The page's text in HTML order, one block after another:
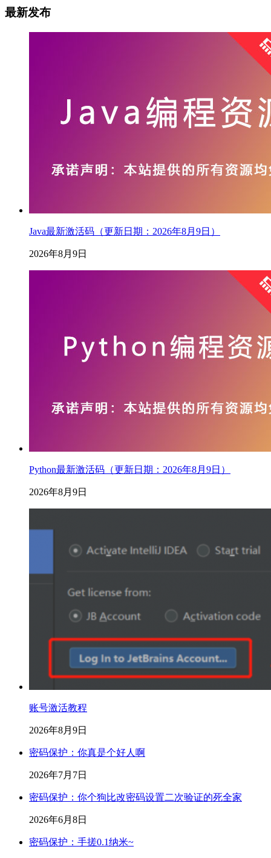
最新发布
Java最新激活码（更新日期：2026年8月9日）
2026年8月9日
Python最新激活码（更新日期：2026年8月9日）
2026年8月9日
账号激活教程
2026年8月9日
密码保护：你真是个好人啊
2026年7月7日
密码保护：你个狗比改密码设置二次验证的死全家
2026年6月8日
密码保护：手搓0.1纳米~